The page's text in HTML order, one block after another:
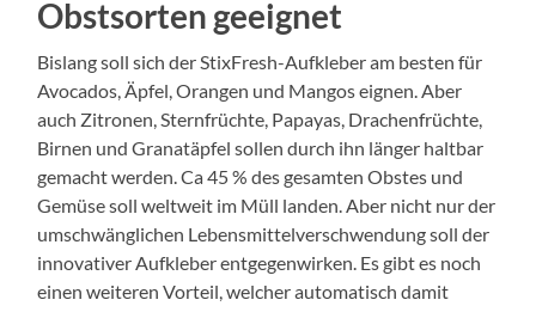
Obstsorten geeignet
Bislang soll sich der StixFresh-Aufkleber am besten für
Avocados, Äpfel, Orangen und Mangos eignen. Aber
auch Zitronen, Sternfrüchte, Papayas, Drachenfrüchte,
Birnen und Granatäpfel sollen durch ihn länger haltbar
gemacht werden. Ca 45 % des gesamten Obstes und
Gemüse soll weltweit im Müll landen. Aber nicht nur der
umschwänglichen Lebensmittelverschwendung soll der
innovativer Aufkleber entgegenwirken. Es gibt es noch
einen weiteren Vorteil, welcher automatisch damit